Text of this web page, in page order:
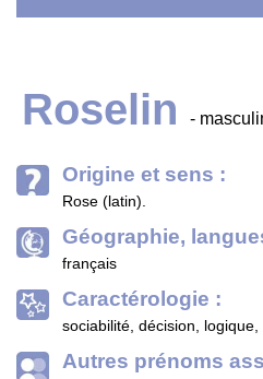
Roselin -
Origine et sens :
Rose (latin).
Géographie,
français
Caractérologie :
sociabilité, décision,
Autres prénoms